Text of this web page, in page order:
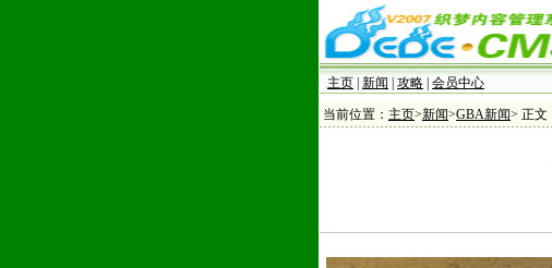
主页 新闻 攻略 会员中心
当前位置： 主页>新闻>GBA新闻> 正文